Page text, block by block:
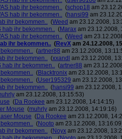
hab ihr bekommen.. (schop18 am
hab ihr bekommen.. (hansi99 am
ihr bekommen.. (Weed am 23.12.2008,
hab ihr bekommen.. (Marax am 23.12.2008,
hab ihr bekommen.. (Weed am
ihr bekommen.. (RevX am 24.12.2008,
(artner88 am 23.12.2008,
ihr bekommen.. (xxandl am 23.12.2008,
hab ihr bekommen.. (artner88 am
(Blacktronix am 23.12.2008,
(User195329 am 23.12.2008,
ihr bekommen.. (hansi99 am 23.12.2008,
am 23.12.2008, 13:15:53)
(Da Rookee am 23.12.2008, 14:14:15)
Mouse (muhrly am 23.12.2008, 14:19:16)
Mouse (Da Rookee am 23.12.2008,
(Nooto am 23.12.2008,
ihr bekommen.. (Noyx am 23.12.2008,